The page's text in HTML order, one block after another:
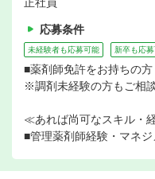
正社員
応募条件
未経験者も応募可能 新卒も応
■薬剤師免許をお持ちの方
※調剤未経験の方もご相
≪あれば尚可なスキル・
■管理薬剤師経験・マネ